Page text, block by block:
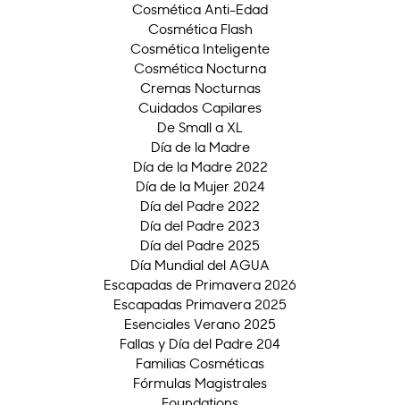
Cosmética Anti-Edad
Cosmética Flash
Cosmética Inteligente
Cosmética Nocturna
Cremas Nocturnas
Cuidados Capilares
De Small a XL
Día de la Madre
Día de la Madre 2022
Día de la Mujer 2024
Día del Padre 2022
Día del Padre 2023
Día del Padre 2025
Día Mundial del AGUA
Escapadas de Primavera 2026
Escapadas Primavera 2025
Esenciales Verano 2025
Fallas y Día del Padre 204
Familias Cosméticas
Fórmulas Magistrales